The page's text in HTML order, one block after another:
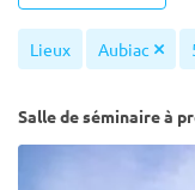
Lieux Aubiac
Salle de séminaire à